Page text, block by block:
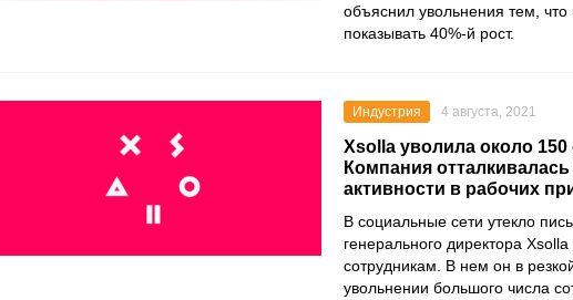
объяснил увольнения тем,
показывать 40%-й рост.
Индустрия 4 августа, 2021
Xsolla уволила около 150
Компания
активности в рабочих
В социальные сети утекло
генерального директора Xsolla
сотрудникам. В нем он в
увольнении большого числа